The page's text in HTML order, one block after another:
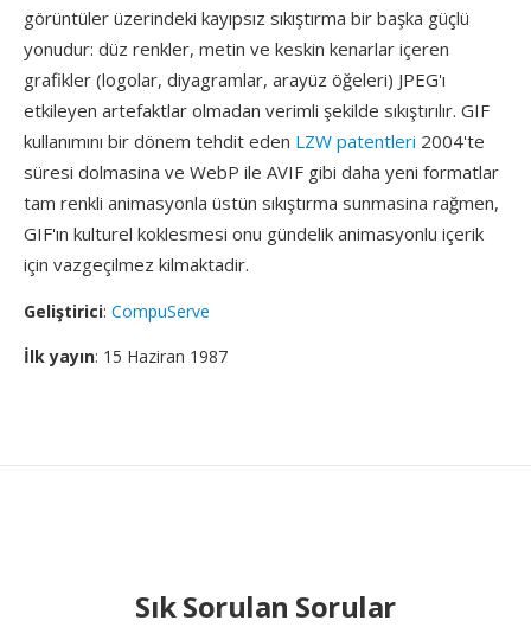
görüntüler üzerindeki kayıpsız sıkıştırma bir başka güçlü
yonudur: düz renkler, metin ve keskin kenarlar içeren
grafikler (logolar, diyagramlar, arayüz öğeleri) JPEG'ı
etkileyen artefaktlar olmadan verimli şekilde sıkıştırılır. GIF
kullanımını bir dönem tehdit eden LZW patentleri 2004'te
süresi dolmasina ve WebP ile AVIF gibi daha yeni formatlar
tam renkli animasyonla üstün sıkıştırma sunmasina rağmen,
GIF'ın kulturel koklesmesi onu gündelik animasyonlu içerik
için vazgeçilmez kilmaktadir.
Geliştirici: CompuServe
İlk yayın: 15 Haziran 1987
Sık Sorulan Sorular